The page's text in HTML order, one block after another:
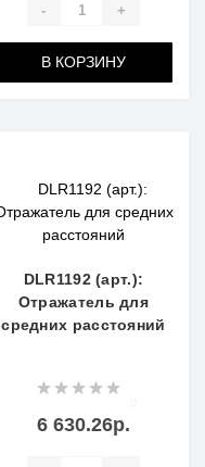
- +
В КОРЗИНУ
DLR1192 (арт.):
Отражатель для
средних расстояний
6 630.26р.